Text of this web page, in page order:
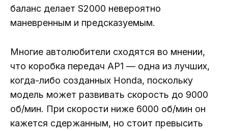
баланс делает S2000 невероятно
маневренным и предсказуемым.
Многие автолюбители сходятся во мнении,
что коробка передач AP1 — одна из лучших,
когда-либо созданных Honda, поскольку
модель может развивать скорость до 9000
об/мин. При скорости ниже 6000 об/мин он
кажется сдержанным, но стоит превысить